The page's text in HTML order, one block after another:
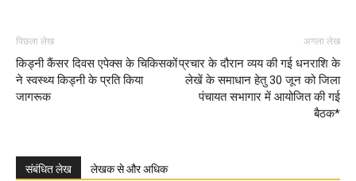
पिछला लेख
किड्नी कैंसर दिवस एपेक्स के चिकिसकों
ने स्वस्थ्य किड्नी के प्रति किया
जागरूक
अगला लेख
प्रचार के दौरान व्यय की गई धनराशि के
लेखें के समाधान हेतु 30 जून को जिला
पंचायत सभागार में आयोजित की गई
बैठक*
संबंधित लेख लेखक से और अधिक